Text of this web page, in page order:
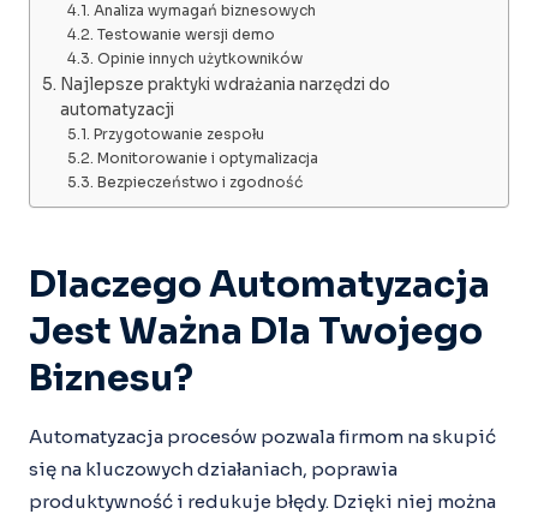
Analiza wymagań biznesowych
Testowanie wersji demo
Opinie innych użytkowników
Najlepsze praktyki wdrażania narzędzi do
automatyzacji
Przygotowanie zespołu
Monitorowanie i optymalizacja
Bezpieczeństwo i zgodność
Dlaczego Automatyzacja
Jest Ważna Dla Twojego
Biznesu?
Automatyzacja procesów pozwala firmom na skupić
się na kluczowych działaniach, poprawia
produktywność i redukuje błędy. Dzięki niej można